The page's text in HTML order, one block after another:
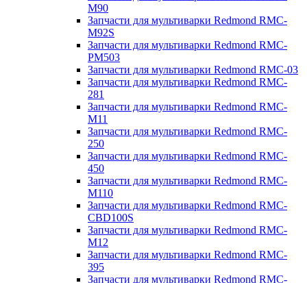
M90
Запчасти для мультиварки Redmond RMC-
M92S
Запчасти для мультиварки Redmond RMC-
PM503
Запчасти для мультиварки Redmond RMC-03
Запчасти для мультиварки Redmond RMC-
281
Запчасти для мультиварки Redmond RMC-
M11
Запчасти для мультиварки Redmond RMC-
250
Запчасти для мультиварки Redmond RMC-
450
Запчасти для мультиварки Redmond RMC-
M110
Запчасти для мультиварки Redmond RMC-
CBD100S
Запчасти для мультиварки Redmond RMC-
M12
Запчасти для мультиварки Redmond RMC-
395
Запчасти для мультиварки Redmond RMC-